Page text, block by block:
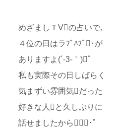
めざましＴVの占いで､
４位の日はラﾌﾞﾊﾌﾟ･が
ありますよ(´-3-｀)ﾟ
私も実際その日しばらく
気まずい雰囲気だった
好きな人と久しぶりに
話せましたから･ﾟ